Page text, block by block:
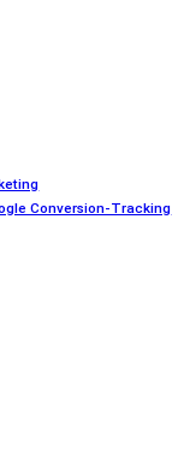
Conversion-Tracking